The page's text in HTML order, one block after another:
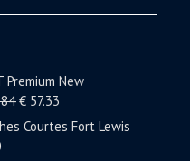
Premium New
€ 57.33
Courtes Fort Lewis